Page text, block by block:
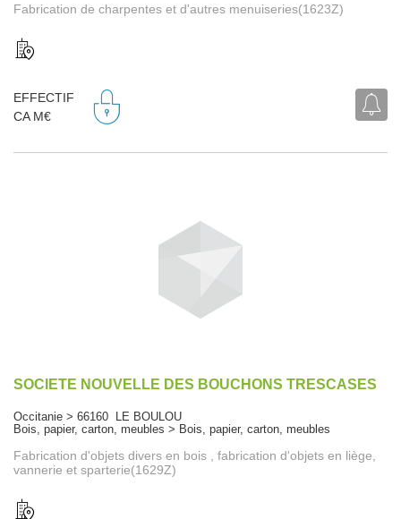
Fabrication de charpentes et d'autres menuiseries(1623Z)
EFFECTIF
CA M€
SOCIETE NOUVELLE DES BOUCHONS TRESCASES
Occitanie > 66160 LE BOULOU
Bois, papier, carton, meubles > Bois, papier, carton, meubles
Fabrication d'objets divers en bois , fabrication d'objets en liège,
vannerie et sparterie(1629Z)